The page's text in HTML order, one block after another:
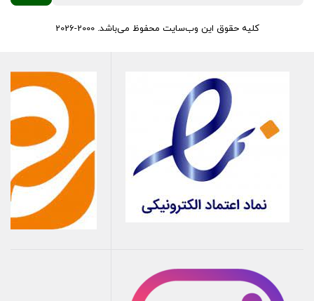
کلیه حقوق این وب‌سایت محفوظ می‌باشد. 2000-2026